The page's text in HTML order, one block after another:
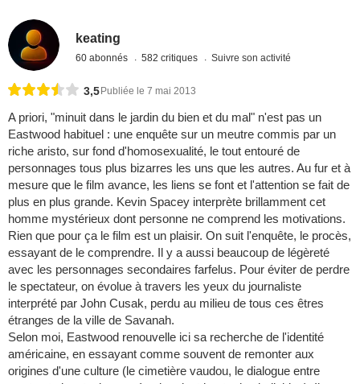
keating
60 abonnés 582 critiques Suivre son activité
3,5 Publiée le 7 mai 2013
A priori, "minuit dans le jardin du bien et du mal" n'est pas un
Eastwood habituel : une enquête sur un meutre commis par un
riche aristo, sur fond d'homosexualité, le tout entouré de
personnages tous plus bizarres les uns que les autres. Au fur et à
mesure que le film avance, les liens se font et l'attention se fait de
plus en plus grande. Kevin Spacey interprète brillamment cet
homme mystérieux dont personne ne comprend les motivations.
Rien que pour ça le film est un plaisir. On suit l'enquête, le procès,
essayant de le comprendre. Il y a aussi beaucoup de légèreté
avec les personnages secondaires farfelus. Pour éviter de perdre
le spectateur, on évolue à travers les yeux du journaliste
interprété par John Cusak, perdu au milieu de tous ces êtres
étranges de la ville de Savanah.
Selon moi, Eastwood renouvelle ici sa recherche de l'identité
américaine, en essayant comme souvent de remonter aux
origines d'une culture (le cimetière vaudou, le dialogue entre